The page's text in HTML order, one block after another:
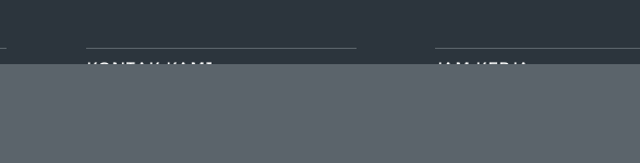
KONTAK KAMI JAM KERJA